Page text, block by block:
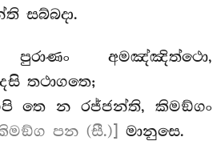
සබ්බදා.
පුරාණං අමඤ්ඤිත්ථො,
තථාගතෙ;
තෙ න රජ්ජන්ති, කිමඞ්ගං
පන (සී.)] මානුසෙ.